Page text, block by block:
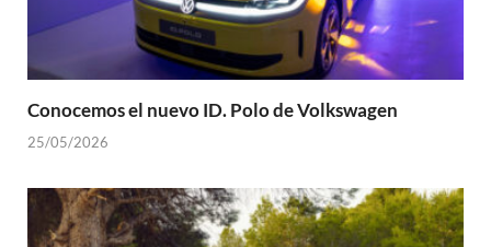
Conocemos el nuevo ID. Polo de Volkswagen
25/05/2026